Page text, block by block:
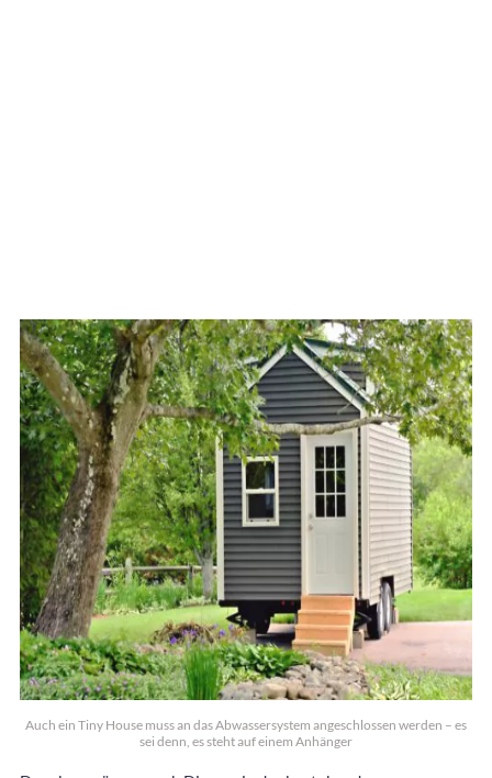
Auch ein Tiny House muss an das Abwassersystem angeschlossen werden – es
sei denn, es steht auf einem Anhänger